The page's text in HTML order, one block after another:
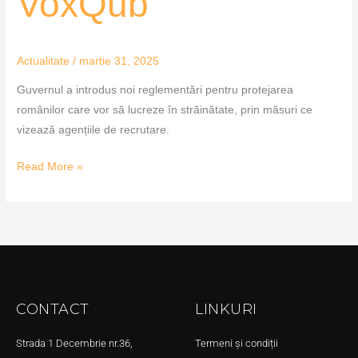
Actualitate / martie 31, 2025
Guvernul a introdus noi reglementări pentru protejarea
românilor care vor să lucreze în străinătate, prin măsuri ce
vizează agențiile de recrutare.
Read More »
CONTACT
Strada 1 Decembrie nr.36,
LINKURI
Termeni și condiții